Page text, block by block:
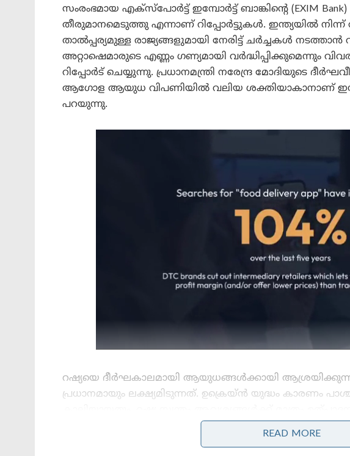
സംരംഭമായ എക്സ്പോർട്ട് ഇമ്പോർട്ട് ബാങ്കിൻ്റെ (EXIM Bank)
തീരുമാനമെടുത്തു എന്നാണ് റിപ്പോർട്ടുകൾ. ഇന്ത്യയിൽ
താൽപ്പര്യമുള്ള രാജ്യങ്ങളുമായി നേരിട്ട് ചർച്ചകൾ
അറ്റാഷെമാരുടെ എണ്ണം ഗണ്യമായി വർദ്ധിപ്പിക്കുമെന്നും
റിപ്പോർട് ചെയ്യുന്നു. പ്രധാനമന്ത്രി നരേന്ദ്ര മോദിയുടെ
ആഗോള ആയുധ വിപണിയിൽ വലിയ ശക്തിയാകാനാണ് ഇന്ത്യ
പറയുന്നു.
റഷ്യയെ ദീർഘകാലമായി ആയുധങ്ങൾക്കായി
പ്രധാനമായും ലക്ഷ്യമിടുന്നത്. ഉക്രെയ്ൻ യുദ്ധം കാരണം
പുതിയ അവസരങ്ങൾ തുറന്നു നൽകിയിട്ടുണ്ട്. ഒരേ സമയം
READ MORE